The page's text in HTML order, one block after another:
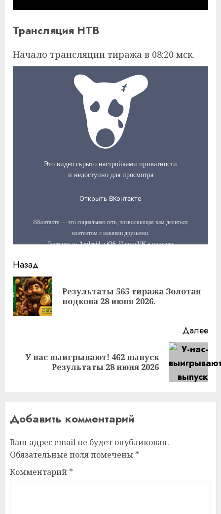
Трансляция НТВ
Начало трансляции тиража в 08:20 мск.
Продолжить
чтение
Назад
Результаты 565 тиража Золотая
подкова 28 июня 2026.
Далее
Следующая
У нас выигрывают! 462 выпуск
Результаты 28 июня 2026
Добавить комментарий
Ваш адрес email не будет опубликован.
Обязательные поля помечены *
Комментарий *